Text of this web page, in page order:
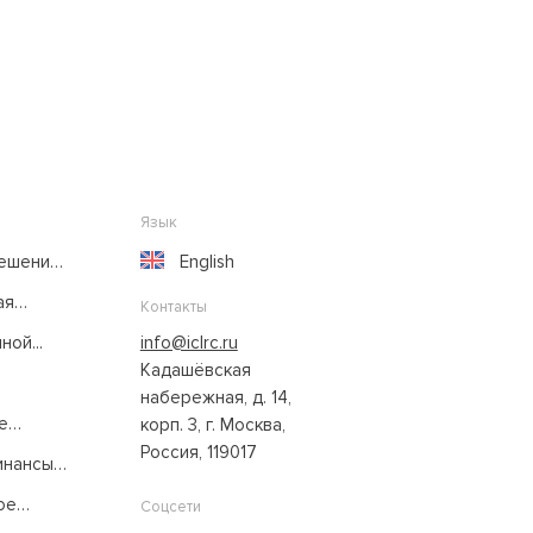
Язык
English
Контакты
info@iclrc.ru
Кадашёвская
набережная, д. 14,
корп. 3, г. Москва,
Россия, 119017
Соцсети